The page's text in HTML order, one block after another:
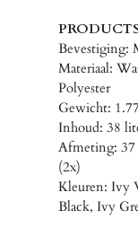
Bevestiging:
Materiaal:
Polyester
Gewicht:
Inhoud: 38
Afmeting: 37
(2x)
Kleuren: Ivy
Black, Ivy